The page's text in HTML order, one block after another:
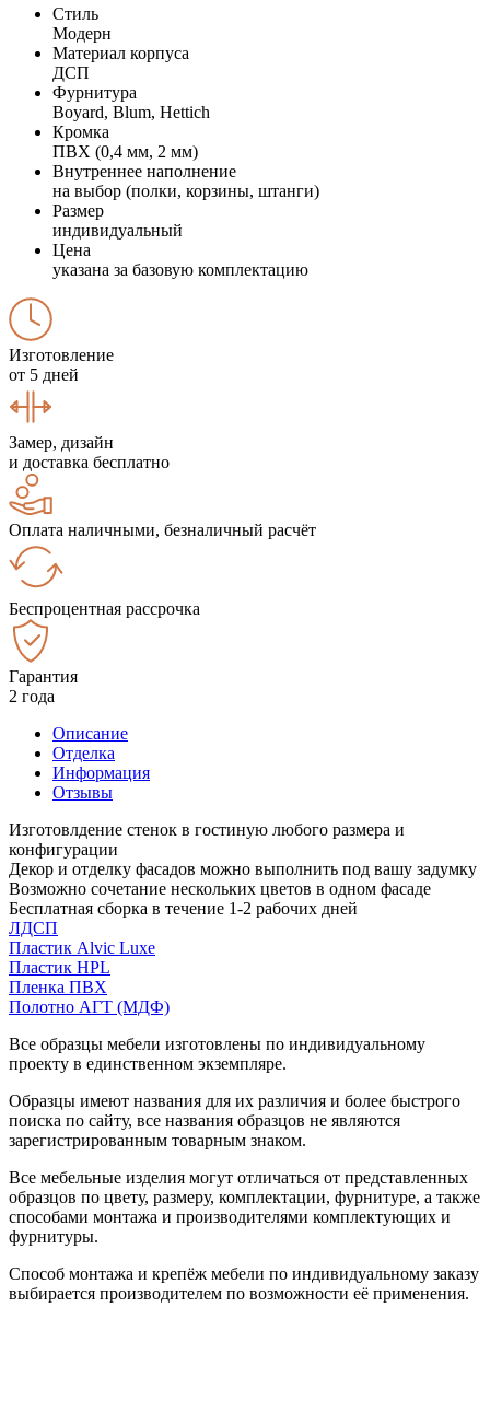
Стиль
Модерн
Материал корпуса
ДСП
Фурнитура
Boyard, Blum, Hettich
Кромка
ПВХ (0,4 мм, 2 мм)
Внутреннее наполнение
на выбор (полки, корзины, штанги)
Размер
индивидуальный
Цена
указана за базовую комплектацию
Изготовление
от 5 дней
Замер, дизайн
и доставка бесплатно
Оплата наличными, безналичный расчёт
Беспроцентная рассрочка
Гарантия
2 года
Описание
Отделка
Информация
Отзывы
Изготовлдение стенок в гостиную любого размера и
конфигурации
Декор и отделку фасадов можно выполнить под вашу задумку
Возможно сочетание нескольких цветов в одном фасаде
Бесплатная сборка в течение 1-2 рабочих дней
ЛДСП
Пластик Alvic Luxe
Пластик HPL
Пленка ПВХ
Полотно АГТ (МДФ)
Все образцы мебели изготовлены по индивидуальному
проекту в единственном экземпляре.
Образцы имеют названия для их различия и более быстрого
поиска по сайту, все названия образцов не являются
зарегистрированным товарным знаком.
Все мебельные изделия могут отличаться от представленных
образцов по цвету, размеру, комплектации, фурнитуре, а также
способами монтажа и производителями комплектующих и
фурнитуры.
Способ монтажа и крепёж мебели по индивидуальному заказу
выбирается производителем по возможности её применения.